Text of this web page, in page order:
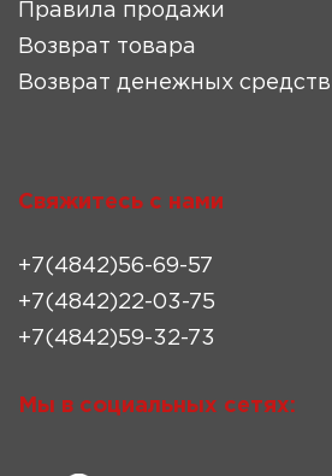
Правила продажи
Возврат товара
Возврат денежных средств
Свяжитесь с нами
+7(4842)56-69-57
+7(4842)22-03-75
+7(4842)59-32-73
Мы в социальных сетях: